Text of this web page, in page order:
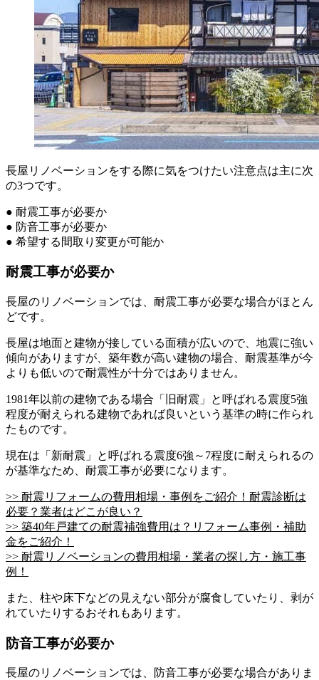
長屋リノベーションをする際に気をつけたい注意点は主に次
の3つです。
● 耐震工事が必要か
● 防音工事が必要か
● 希望する間取り変更が可能か
耐震工事が必要か
長屋のリノベーションでは、耐震工事が必要な場合がほとん
どです。
長屋は地面と建物が接している面積が広いので、地震に強い
傾向がありますが、築年数が高い建物の場合、耐震基準が今
よりも低いので耐震性が十分ではありません。
1981年以前の建物である場合「旧耐震」と呼ばれる震度5強
程度が耐えられる建物であれば良いという基準の時に作られ
たものです。
現在は「新耐震」と呼ばれる震度6強～7程度に耐えられるの
が基準なため、耐震工事が必要になります。
>> 耐震リフォームの費用相場・事例をご紹介！耐震診断は
必要？業者はどこが良い？
>> 築40年戸建ての耐震補強費用は？リフォーム事例・補助
金をご紹介！
>> 耐震リノベーションの費用相場・業者の探し方・施工事
例！
また、柱や床下などの見えない部分が腐食していたり、剥が
れていたりするおそれもあります。
防音工事が必要か
長屋のリノベーションでは、防音工事が必要な場合がありま